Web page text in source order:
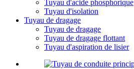
Tuyau d'acide phosphorique
Tuyau d'isolation
Tuyau de dragage
Tuyau de dragage
Tuyau de dragage flottant
Tuyau d'aspiration de lisier